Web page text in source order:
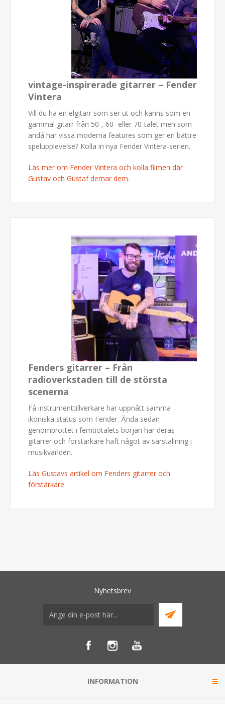
vintage-inspirerade gitarrer – Fender
Vintera
Vill du ha en elgitarr som ser ut och känns som en
gammal gitarr från 50-, 60- eller 70-talet men som
ändå har vissa moderna features som ger en bättre
spelupplevelse? Kolla in nya Fender Vintera-serien.
Läs mer om Fender Vintera och kolla filmen där
Gustav och Gustaf demar dem.
Fenders gitarrer – Från
radioverkstaden till de största
scenerna
Få instrumenttillverkare har uppnått samma
ikoniska status som Fender. Ända sedan
genombrottet i femtiotalets början har deras
gitarrer och förstärkare haft något av särställning i
musikvärlden.
Läs Gustavs artikel om Fenders gitarrer och
förstärkare
Nyhetsbrev
INFORMATION